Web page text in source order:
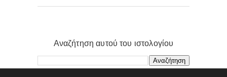
Αναζήτηση αυτού του ιστολογίου